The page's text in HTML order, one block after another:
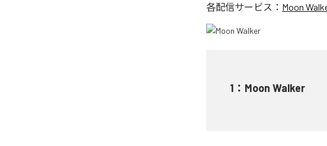
各配信サービス： Moon
1 ： Moon Walker